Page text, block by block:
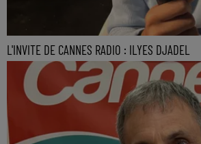
L'INVITE DE CANNES RADIO : ILYES DJADEL